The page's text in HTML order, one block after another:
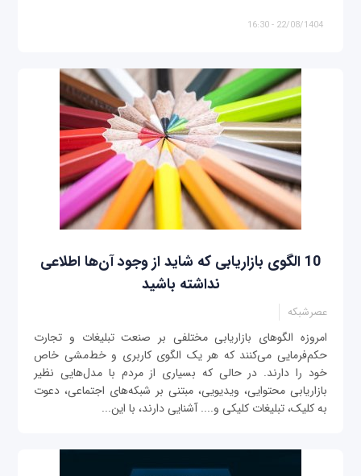
22/08/1404 - 16:30
10 الگوی بازاریابی که شاید از وجود آن‌ها اطلاعی
نداشته باشید
عصرشبکه
امروزه الگوهای بازاریابی مختلفی بر صنعت تبلیغات و تجارت
حکم‌فرمایی می‌کنند که هر یک الگوی کاربری و خط‌مشی‌‌ خاص
خود را دارند. در حالی که بسیاری از مردم با مدل‌هایی نظیر
بازاریابی محتوایی، ویدیویی، مبتنی بر شبکه‌های اجتماعی، دعوت
به کلیک، تبلیغات کلیکی و.... آشنایی دارند، با این‌...